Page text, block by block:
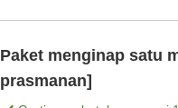
Paket menginap satu
prasmanan]